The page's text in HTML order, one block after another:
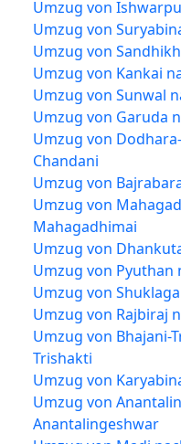
Umzug von
Umzug von
Umzug von
Umzug von Kankai
Umzug von Sunwal
Umzug von Garuda
Umzug von
Chandani
Umzug von
Umzug von
Mahagadhimai
Umzug von
Umzug von Pyuthan
Umzug von
Umzug von Rajbiraj
Umzug von Bhajani-
Trishakti
Umzug von
Umzug von
Anantalingeshwar